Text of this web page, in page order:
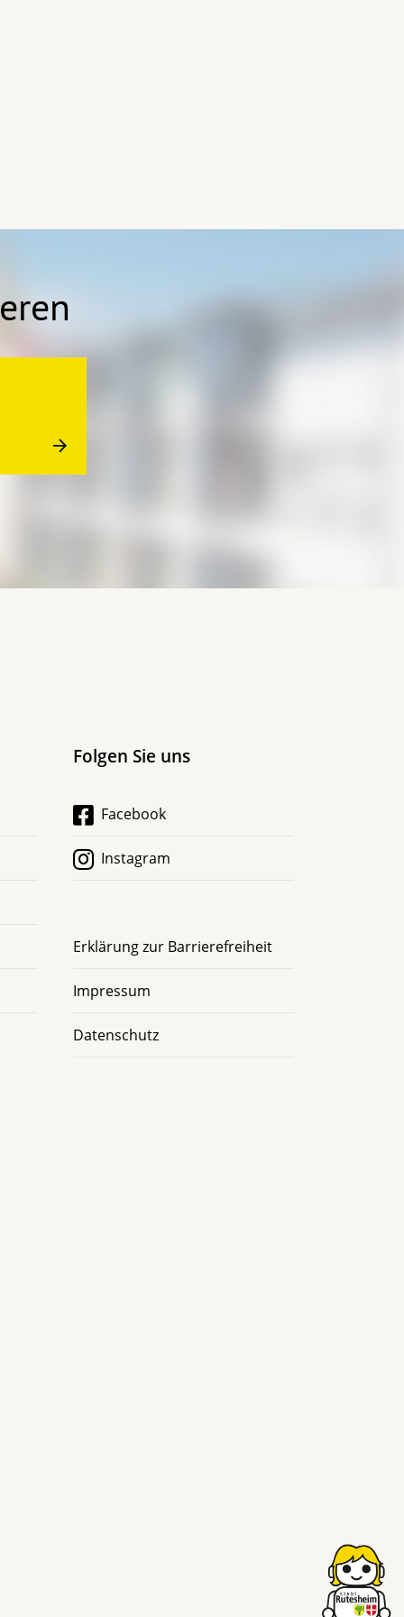
Folgen Sie uns
Facebook
Instagram
Erklärung zur Barrierefreiheit
Impressum
Datenschutz